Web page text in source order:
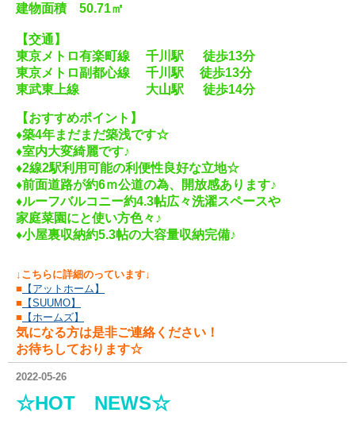
建物面積 50.71㎡
【交通】
東京メトロ有楽町線 千川駅 徒歩13分
東京メトロ副都心線 千川駅 徒歩13分
東武東上線 大山駅 徒歩14分
【おすすめポイント】
♦築4年まだまだ築浅です☆
♦室内大変綺麗です♪
♦2線2駅利用可能の利便性良好な立地☆
♦前面道路が約6ｍ公道の為、開放感あります♪
♦ルーフバルコニー約4.3帖広々洗濯スペースや
家庭菜園にと使い方色々♪
♦小屋裏収納約5.3帖の大容量収納完備♪
↓こちらに詳細のっています↓
■ 【アットホーム】
■ 【SUUMO】
■ 【ホームズ】
気になる方は是非ご連絡ください！
お待ちしております☆
2022-05-26
☆HOT NEWS☆